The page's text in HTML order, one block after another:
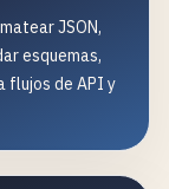
JSON,
esquemas,
flujos de API y